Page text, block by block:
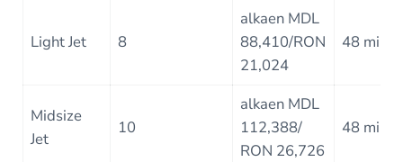
Light Jet 8
alkaen MDL
88,410/RON
21,024
48 min
Midsize
Jet
10
alkaen MDL
112,388/
RON 26,726
48 min